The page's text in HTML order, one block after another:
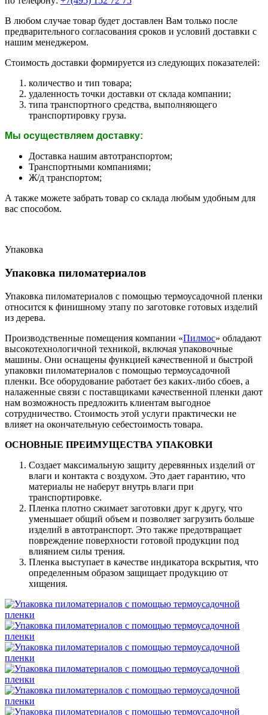
В любом случае товар будет доставлен Вам только после
предварительного согласования сроков и условий доставки с
нашим менеджером.
Стоимость доставки формируется из следующих показателей:
количество и тип товара;
удаленность точки доставки от склада компании;
типа транспортного средства, выполняющего
транспортировку груза.
Мы осуществляем доставку:
Доставка нашим автотранспортом;
Транспортными компаниями;
Ж/д транспортом;
А также можете забрать товар со склада любым удобным для
вас способом.
Упаковка
Упаковка пиломатериалов
Упаковка пиломатериалов с помощью термоусадочной пленки
относится к финишному этапу по заготовке готовых изделий
из дерева.
Производственные помещения компании «Пилмос» обладают
высокотехнологичной техникой, включая упаковочные
машины. Они оснащены функцией качественной и быстрой
упаковки пиломатериалов с помощью термоусадочной
пленки. Все оборудование работает без каких-либо сбоев, а
налаженные связи с поставщиками качественной пленки дают
нам возможность предложить клиентам выгодное
сотрудничество. Стоимость этой услуги практически не
влияет на окончательную себестоимость товара.
ОСНОВНЫЕ ПРЕИМУЩЕСТВА УПАКОВКИ
Создает максимальную защиту деревянных изделий от
влаги и контакта с воздухом. Это дает гарантию, что
материалы не наберут внутрь влаги при
транспортировке.
Пленка плотно сжимает заготовки друг к другу, что
уменьшает общий объем и позволяет загрузить больше
изделий в автотранспорт. Это также предотвращает
повреждение поверхности готовой продукции под
влиянием силы трения.
Пленка выступает в качестве индикатора вскрытия, что
определенным образом защищает продукцию от
хищения.